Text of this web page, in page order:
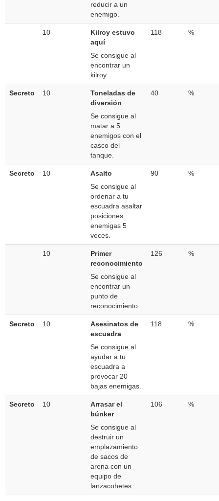
reducir a un
enemigo.
10
Kilroy estuvo
aquí
Se consigue al
encontrar un
kilroy.
118 %
Secreto 10
Toneladas de
diversión
Se consigue al
matar a 5
enemigos con el
casco del
tanque.
40 %
Secreto 10
Asalto
Se consigue al
ordenar a tu
escuadra asaltar
posiciones
enemigas 5
veces.
90 %
10
Primer
reconocimiento
Se consigue al
encontrar un
punto de
reconocimiento.
126 %
Secreto 10
Asesinatos de
escuadra
Se consigue al
ayudar a tu
escuadra a
provocar 20
bajas enemigas.
118 %
Secreto 10
Arrasar el
búnker
Se consigue al
destruir un
emplazamiento
de sacos de
arena con un
equipo de
lanzacohetes.
106 %